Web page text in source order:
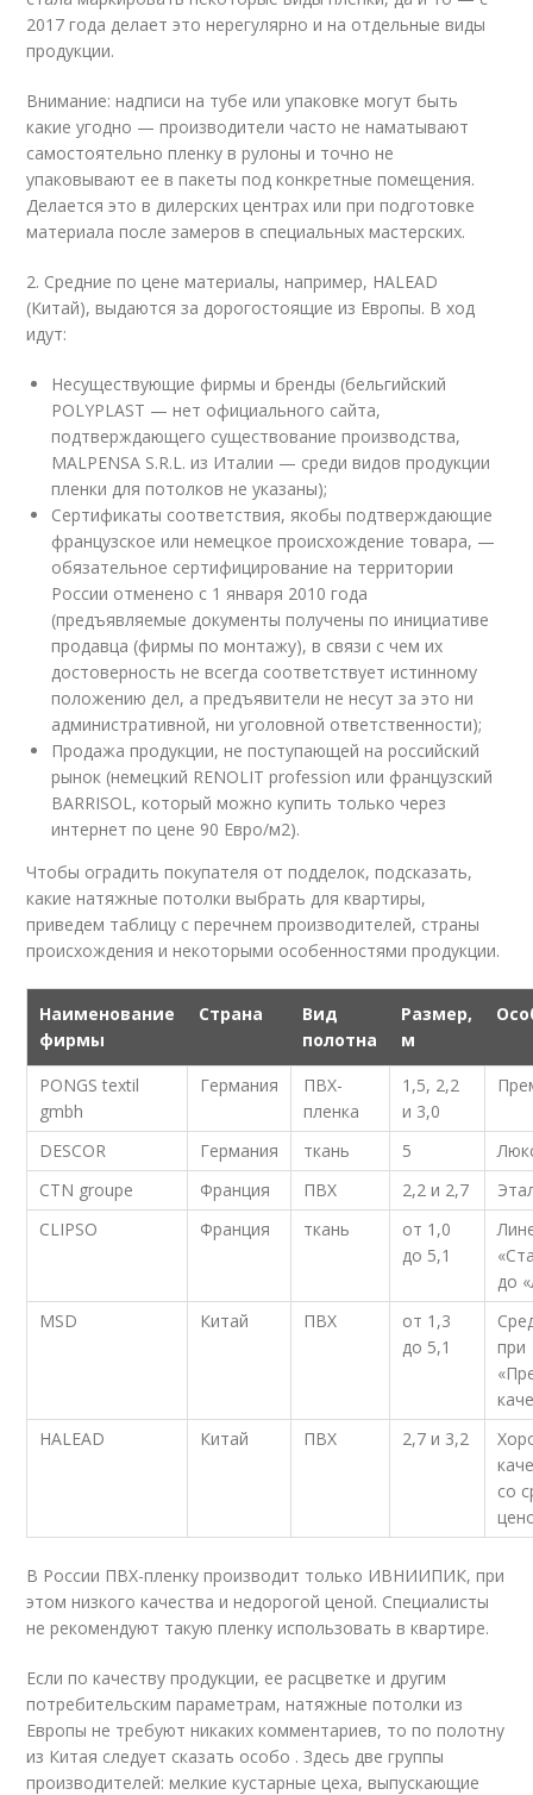
2017 года делает это нерегулярно и на отдельные виды
продукции.
Внимание: надписи на тубе или упаковке могут быть
какие угодно — производители часто не наматывают
самостоятельно пленку в рулоны и точно не
упаковывают ее в пакеты под конкретные помещения.
Делается это в дилерских центрах или при подготовке
материала после замеров в специальных мастерских.
2. Средние по цене материалы, например, HALEAD
(Китай), выдаются за дорогостоящие из Европы. В ход
идут:
Несуществующие фирмы и бренды (бельгийский
POLYPLAST — нет официального сайта,
подтверждающего существование производства,
MALPENSA S.R.L. из Италии — среди видов продукции
пленки для потолков не указаны);
Сертификаты соответствия, якобы подтверждающие
французское или немецкое происхождение товара, —
обязательное сертифицирование на территории
России отменено с 1 января 2010 года
(предъявляемые документы получены по инициативе
продавца (фирмы по монтажу), в связи с чем их
достоверность не всегда соответствует истинному
положению дел, а предъявители не несут за это ни
административной, ни уголовной ответственности);
Продажа продукции, не поступающей на российский
рынок (немецкий RENOLIT profession или французский
BARRISOL, который можно купить только через
интернет по цене 90 Евро/м2).
Чтобы оградить покупателя от подделок, подсказать,
какие натяжные потолки выбрать для квартиры,
приведем таблицу с перечнем производителей, страны
происхождения и некоторыми особенностями продукции.
Наименование
фирмы
Страна
Вид
полотна
Размер,
м
PONGS textil
gmbh
Германия
ПВХ-
пленка
1,5, 2,2
и 3,0
DESCOR Германия ткань 5
CTN groupe
Франция ПВХ 2,2 и 2,7
CLIPSO
Франция ткань
от 1,0
до 5,1
до
MSD
Китай ПВХ
от 1,3
до 5,1
при
HALEAD
Китай ПВХ 2,7 и 3,2
со
В России ПВХ-пленку производит только ИВНИИПИК, при
этом низкого качества и недорогой ценой. Специалисты
не рекомендуют такую пленку использовать в квартире.
Если по качеству продукции, ее расцветке и другим
потребительским параметрам, натяжные потолки из
Европы не требуют никаких комментариев, то по полотну
из Китая следует сказать особо . Здесь две группы
производителей: мелкие кустарные цеха, выпускающие